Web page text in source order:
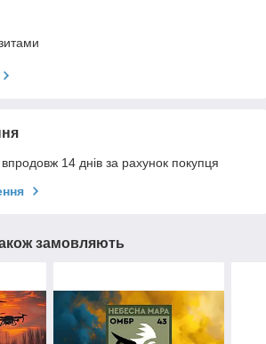
14 днів за рахунок покупця
замовляють